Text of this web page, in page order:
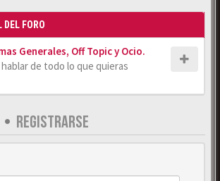
DEL FORO
Generales, Off Topic y Ocio.
de todo lo que quieras
• REGISTRARSE